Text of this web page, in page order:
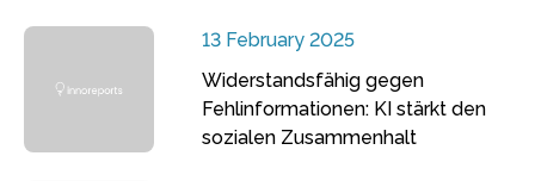
13 February 2025
Widerstandsfähig gegen
Fehlinformationen: KI stärkt den
sozialen Zusammenhalt